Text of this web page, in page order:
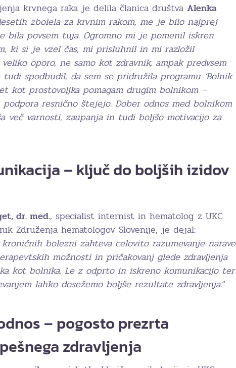
krvnega raka je delila članica društva Alenka
zbolela za krvnim rakom, me je bilo najprej
bila povsem tuja. Ogromno mi je pomenil iskren
ki si je vzel čas, mi prisluhnil in mi razložil
oporo, ne samo kot zdravnik, ampak predvsem
spodbudil, da sem se pridružila programu ‘Bolnik
kot prostovoljka pomagam drugim bolnikom –
resnično štejejo. Dober odnos med bolnikom
več varnosti, zaupanja in tudi boljšo motivacijo za
– ključ do boljših izidov
dr. med., specialist internist in hematolog z UKC
Združenja hematologov Slovenije, je dejal:
kroničnih bolezni zahteva celovito razumevanje narave
možnosti in pričakovanj glede zdravljenja
kot bolnika. Le z odprto in iskreno komunikacijo ter
lahko dosežemo boljše rezultate zdravljenja.“
– pogosto prezrta
zdravljenja